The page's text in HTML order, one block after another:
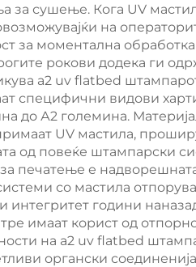
печатење,
новоенергетска
за пенски
машина
правење на
сушење. Кога UV
на
за моментална
рокови додека ги
a2 uv flatbed
специфични видови
до А2 големина.
UV мастила,
од повеќе штампарски
печатење е
со мастила
интегритет години
имаат корист од
на a2 uv flatbed
органски